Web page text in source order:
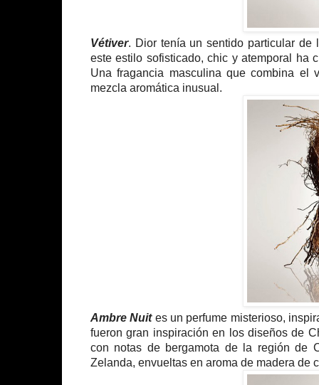
Vétiver. Dior tenía un sentido particular de
este estilo sofisticado, chic y atemporal ha
Una fragancia masculina que combina el
mezcla aromática inusual.
Ambre Nuites un perfume misterioso,
fueron gran inspiración en los diseños de
con notas de bergamota de la región de
Zelanda, envueltas en aroma de madera de